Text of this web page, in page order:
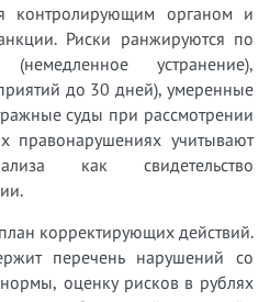
контролирующим органом и
Риски ранжируются по
устранение),
до 30 дней), умеренные
суды при рассмотрении
правонарушениях учитывают
как свидетельство
корректирующих действий.
перечень нарушений со
оценку рисков в рублях